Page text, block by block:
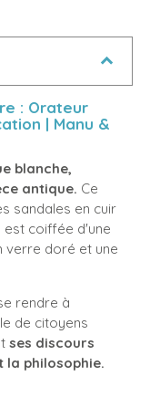
: Orateur
| Manu &
blanche,
antique. Ce
sandales en cuir
est coiffée d'une
verre doré et une
rendre à
de citoyens
ses discours
philosophie.